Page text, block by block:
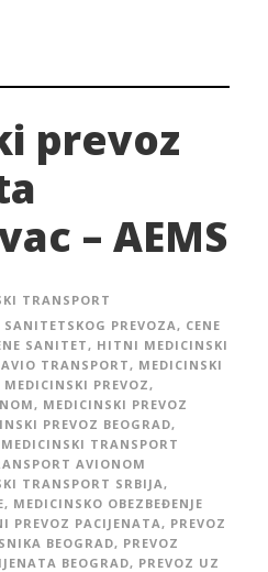
prevoz
– AEMS
TRANSPORT
SANITETSKOG PREVOZA , CENE
SANITET, HITNI MEDICINSKI
TRANSPORT , MEDICINSKI
MEDICINSKI PREVOZ ,
, MEDICINSKI PREVOZ
PREVOZ BEOGRAD,
MEDICINSKI TRANSPORT
AVIONOM
TRANSPORT SRBIJA ,
, MEDICINSKO OBEZBEĐENJE
PREVOZ PACIJENATA , PREVOZ
BEOGRAD, PREVOZ
BEOGRAD, PREVOZ UZ